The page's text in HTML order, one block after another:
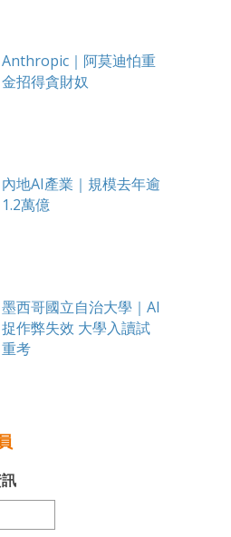
Anthropic｜阿莫迪怕重
金招得貪財奴
內地AI產業｜規模去年逾
1.2萬億
墨西哥國立自治大學｜AI
捉作弊失效 大學入讀試
重考